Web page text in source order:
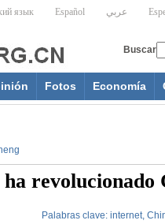
Fotos Economía
revolucionado
Palabras clave: internet,